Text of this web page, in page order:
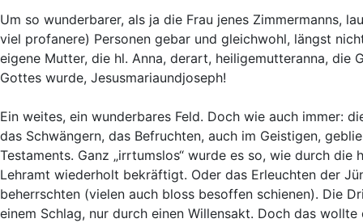
Um so wunderbarer, als ja die Frau jenes Zimmermanns,
viel profanere) Personen gebar und gleichwohl, längst
eigene Mutter, die hl. Anna, derart, heiligemutteranna, die
Gottes wurde, Jesusmariaundjoseph!
Ein weites, ein wunderbares Feld. Doch wie auch immer:
das Schwängern, das Befruchten, auch im Geistigen,
Testaments. Ganz „irrtumslos“ wurde es so, wie durch
Lehramt wiederholt bekräftigt. Oder das Erleuchten der
beherrschten (vielen auch bloss besoffen schienen). Die
einem Schlag, nur durch einen Willensakt. Doch das